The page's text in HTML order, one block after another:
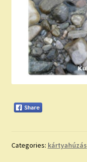
Categories: kártyahúzás